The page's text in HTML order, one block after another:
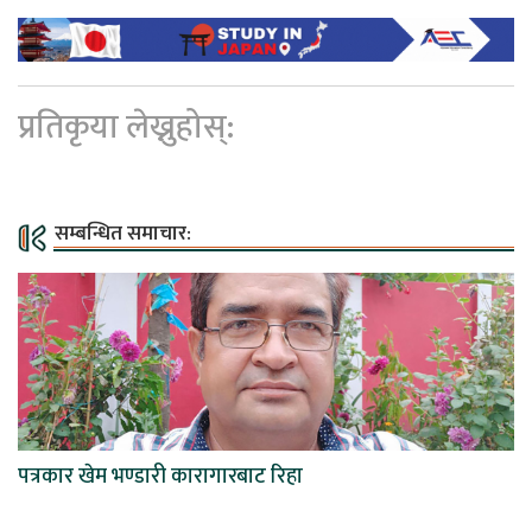
प्रतिकृया लेख्नुहोस्:
सम्बन्धित समाचार:
पत्रकार खेम भण्डारी कारागारबाट रिहा